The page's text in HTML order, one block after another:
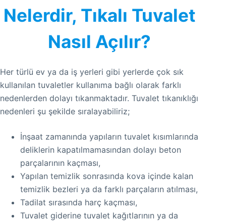
Nelerdir, Tıkalı Tuvalet
Nasıl Açılır?
Her türlü ev ya da iş yerleri gibi yerlerde çok sık
kullanılan tuvaletler kullanıma bağlı olarak farklı
nedenlerden dolayı tıkanmaktadır. Tuvalet tıkanıklığı
nedenleri şu şekilde sıralayabiliriz;
İnşaat zamanında yapıların tuvalet kısımlarında
deliklerin kapatılmamasından dolayı beton
parçalarının kaçması,
Yapılan temizlik sonrasında kova içinde kalan
temizlik bezleri ya da farklı parçaların atılması,
Tadilat sırasında harç kaçması,
Tuvalet giderine tuvalet kağıtlarının ya da